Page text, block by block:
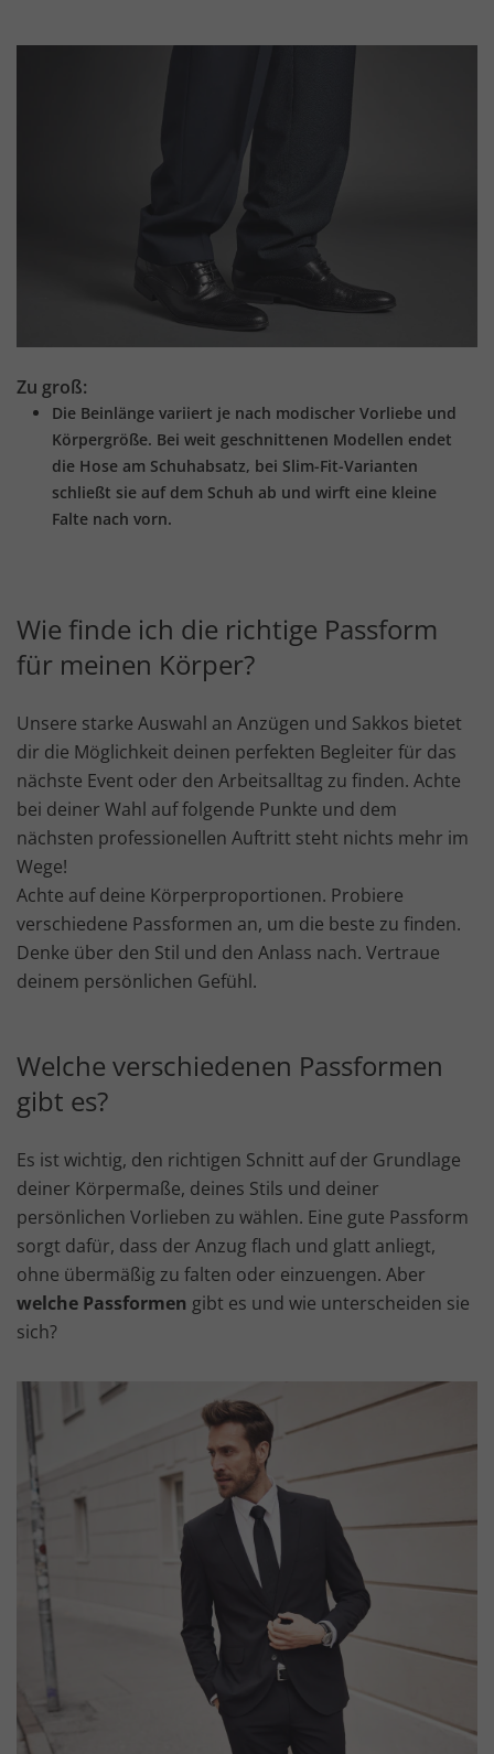
Zu groß:
Die Beinlänge variiert je nach modischer Vorliebe und
Körpergröße. Bei weit geschnittenen Modellen endet
die Hose am Schuhabsatz, bei Slim-Fit-Varianten
schließt sie auf dem Schuh ab und wirft eine kleine
Falte nach vorn.
Wie finde ich die richtige Passform
für meinen Körper?
Unsere starke Auswahl an Anzügen und Sakkos bietet
dir die Möglichkeit deinen perfekten Begleiter für das
nächste Event oder den Arbeitsalltag zu finden. Achte
bei deiner Wahl auf folgende Punkte und dem
nächsten professionellen Auftritt steht nichts mehr im
Wege!
Achte auf deine Körperproportionen. Probiere
verschiedene Passformen an, um die beste zu finden.
Denke über den Stil und den Anlass nach. Vertraue
deinem persönlichen Gefühl.
Welche verschiedenen Passformen
gibt es?
Es ist wichtig, den richtigen Schnitt auf der Grundlage
deiner Körpermaße, deines Stils und deiner
persönlichen Vorlieben zu wählen. Eine gute Passform
sorgt dafür, dass der Anzug flach und glatt anliegt,
ohne übermäßig zu falten oder einzuengen. Aber
welche Passformen gibt es und wie unterscheiden sie
sich?